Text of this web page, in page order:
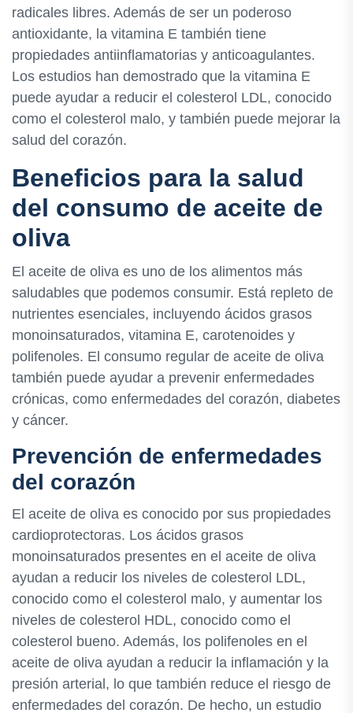
radicales libres. Además de ser un poderoso
antioxidante, la vitamina E también tiene
propiedades antiinflamatorias y anticoagulantes.
Los estudios han demostrado que la vitamina E
puede ayudar a reducir el colesterol LDL, conocido
como el colesterol malo, y también puede mejorar la
salud del corazón.
Beneficios para la salud
del consumo de aceite de
oliva
El aceite de oliva es uno de los alimentos más
saludables que podemos consumir. Está repleto de
nutrientes esenciales, incluyendo ácidos grasos
monoinsaturados, vitamina E, carotenoides y
polifenoles. El consumo regular de aceite de oliva
también puede ayudar a prevenir enfermedades
crónicas, como enfermedades del corazón, diabetes
y cáncer.
Prevención de enfermedades
del corazón
El aceite de oliva es conocido por sus propiedades
cardioprotectoras. Los ácidos grasos
monoinsaturados presentes en el aceite de oliva
ayudan a reducir los niveles de colesterol LDL,
conocido como el colesterol malo, y aumentar los
niveles de colesterol HDL, conocido como el
colesterol bueno. Además, los polifenoles en el
aceite de oliva ayudan a reducir la inflamación y la
presión arterial, lo que también reduce el riesgo de
enfermedades del corazón. De hecho, un estudio